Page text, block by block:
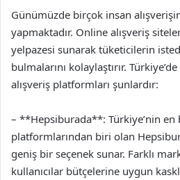
Günümüzde birçok insan
yapmaktadır. Online alışveriş
yelpazesi sunarak tüketicilerin
bulmalarını kolaylaştırır.
alışveriş platformları şunlardır:
– **Hepsiburada**: Türkiye’nin en
platformlarından biri olan
geniş bir seçenek sunar. Farklı
kullanıcılar bütçelerine uygun